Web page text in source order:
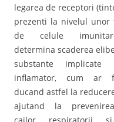
legarea de receptori
prezenti la nivelul
de celule
determina scaderea
substante implicate
inflamator, cum ar
ducand astfel la
ajutand la